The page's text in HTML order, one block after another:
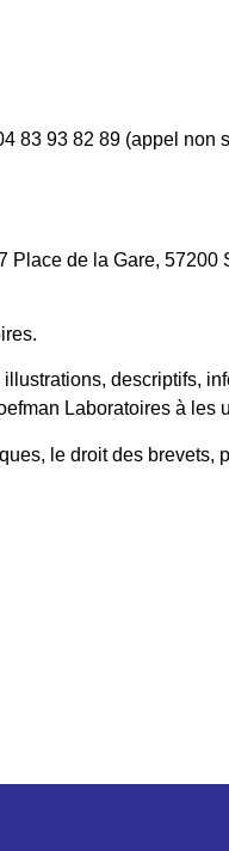
83 93 82 89 (appel
Place de la Gare, 57200
descriptifs,
Laboratoires à les
le droit des